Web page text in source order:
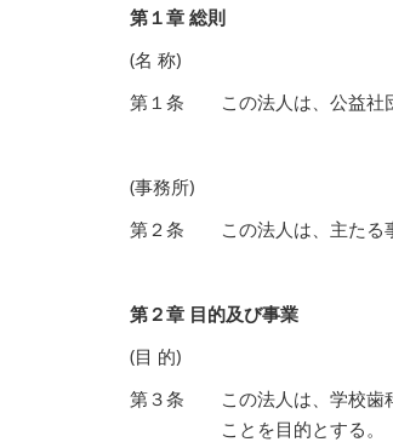
第１章 総則
(名 称)
第１条
この法人は、公益社
(事務所)
第２条
この法人は、主たる
第２章 目的及び事業
(目 的)
第３条
この法人は、学校
ことを目的とする。